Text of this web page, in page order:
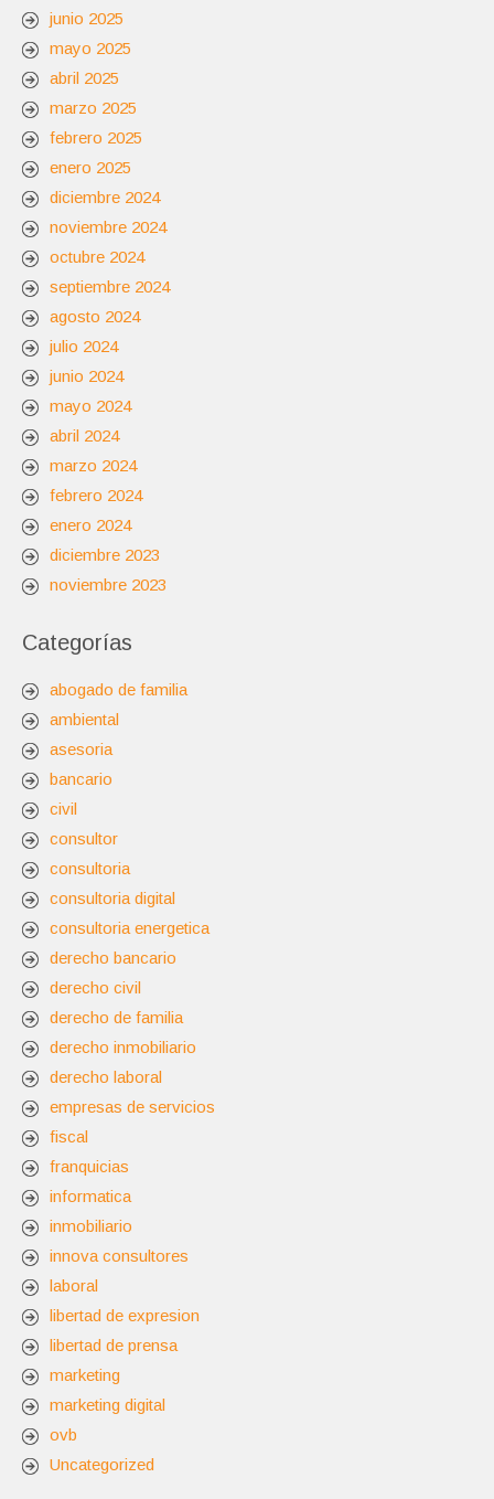
junio 2025
mayo 2025
abril 2025
marzo 2025
febrero 2025
enero 2025
diciembre 2024
noviembre 2024
octubre 2024
septiembre 2024
agosto 2024
julio 2024
junio 2024
mayo 2024
abril 2024
marzo 2024
febrero 2024
enero 2024
diciembre 2023
noviembre 2023
Categorías
abogado de familia
ambiental
asesoria
bancario
civil
consultor
consultoria
consultoria digital
consultoria energetica
derecho bancario
derecho civil
derecho de familia
derecho inmobiliario
derecho laboral
empresas de servicios
fiscal
franquicias
informatica
inmobiliario
innova consultores
laboral
libertad de expresion
libertad de prensa
marketing
marketing digital
ovb
Uncategorized